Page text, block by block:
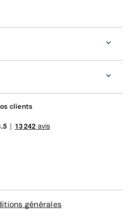
clients
générales